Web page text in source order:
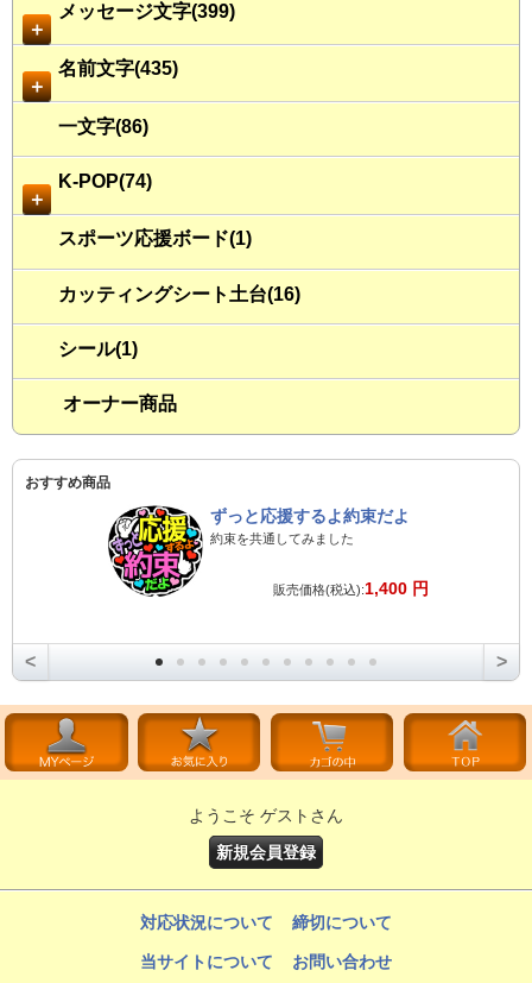
＋
メッセージ文字(399)
＋
名前文字(435)
一文字(86)
＋
K-POP(74)
スポーツ応援ボード(1)
カッティングシート土台(16)
シール(1)
オーナー商品
おすすめ商品
ずっと応援するよ約束だよ
約束を共通してみました
販売価格(税込):1,400 円
< >
ようこそ ゲストさん
新規会員登録
対応状況について 締切について
当サイトについて お問い合わせ